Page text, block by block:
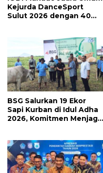
Kejurda DanceSport
Sulut 2026 dengan 40
BSG Salurkan 19 Ekor
Sapi Kurban di Idul Adha
2026, Komitmen Menjaga